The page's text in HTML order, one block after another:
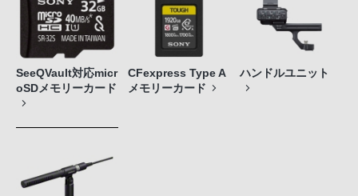
SeeQVault対応micr
oSDメモリーカード
CFexpress Type A
メモリーカード
ハンドルユニット